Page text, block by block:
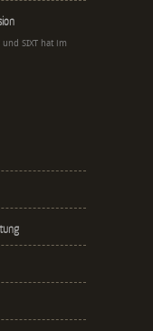
SIXT hat im